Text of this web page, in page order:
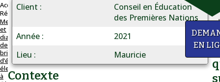
Accueil
Réalisations
Mesure
et
diagnostic
de
bris
d’équipements
électriques
à
ET
DIAGNOSTIQUE
Mesure
et
Client
Conseil en Éducation
des Premières Nations
Année
2021
Lieu
Mauricie
Contexte
EN